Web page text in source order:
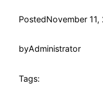
PostedNovember 11,
byAdministrator
Tags: